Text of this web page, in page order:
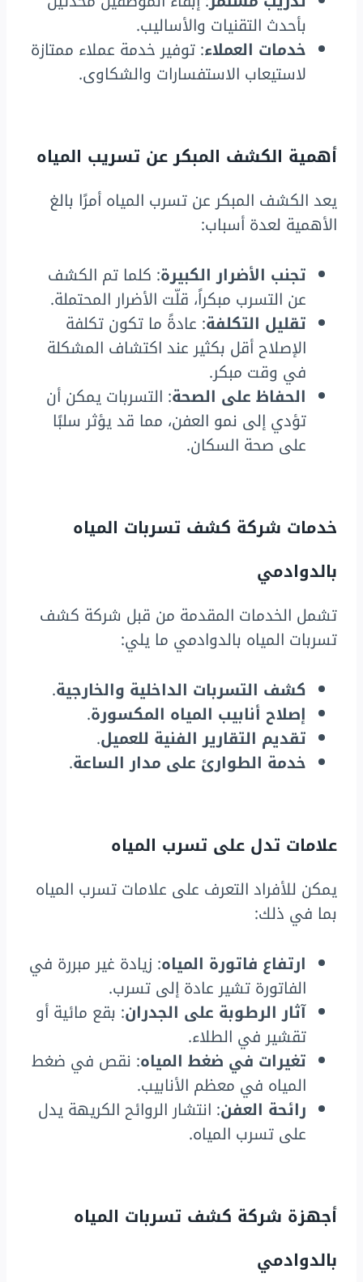
بأحدث التقنيات والأساليب.
خدمات العملاء: توفير خدمة عملاء ممتازة
لاستيعاب الاستفسارات والشكاوى.
أهمية الكشف المبكر عن تسريب المياه
يعد الكشف المبكر عن تسرب المياه أمرًا بالغ
الأهمية لعدة أسباب:
تجنب الأضرار الكبيرة: كلما تم الكشف
عن التسرب مبكراً، قلّت الأضرار المحتملة.
تقليل التكلفة: عادةً ما تكون تكلفة
الإصلاح أقل بكثير عند اكتشاف المشكلة
في وقت مبكر.
الحفاظ على الصحة: التسربات يمكن أن
تؤدي إلى نمو العفن، مما قد يؤثر سلبًا
على صحة السكان.
خدمات شركة كشف تسربات المياه
بالدوادمي
تشمل الخدمات المقدمة من قبل شركة كشف
تسربات المياه بالدوادمي ما يلي:
كشف التسربات الداخلية والخارجية.
إصلاح أنابيب المياه المكسورة.
تقديم التقارير الفنية للعميل.
خدمة الطوارئ على مدار الساعة.
علامات تدل على تسرب المياه
يمكن للأفراد التعرف على علامات تسرب المياه
بما في ذلك:
ارتفاع فاتورة المياه: زيادة غير مبررة في
الفاتورة تشير عادة إلى تسرب.
آثار الرطوبة على الجدران: بقع مائية أو
تقشير في الطلاء.
تغيرات في ضغط المياه: نقص في ضغط
المياه في معظم الأنابيب.
رائحة العفن: انتشار الروائح الكريهة يدل
على تسرب المياه.
أجهزة شركة كشف تسربات المياه
بالدوادمي